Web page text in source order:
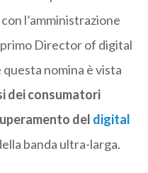
l’amministrazione
primo Director of digital
nomina è vista
dei consumatori
del digital
banda ultra-larga.